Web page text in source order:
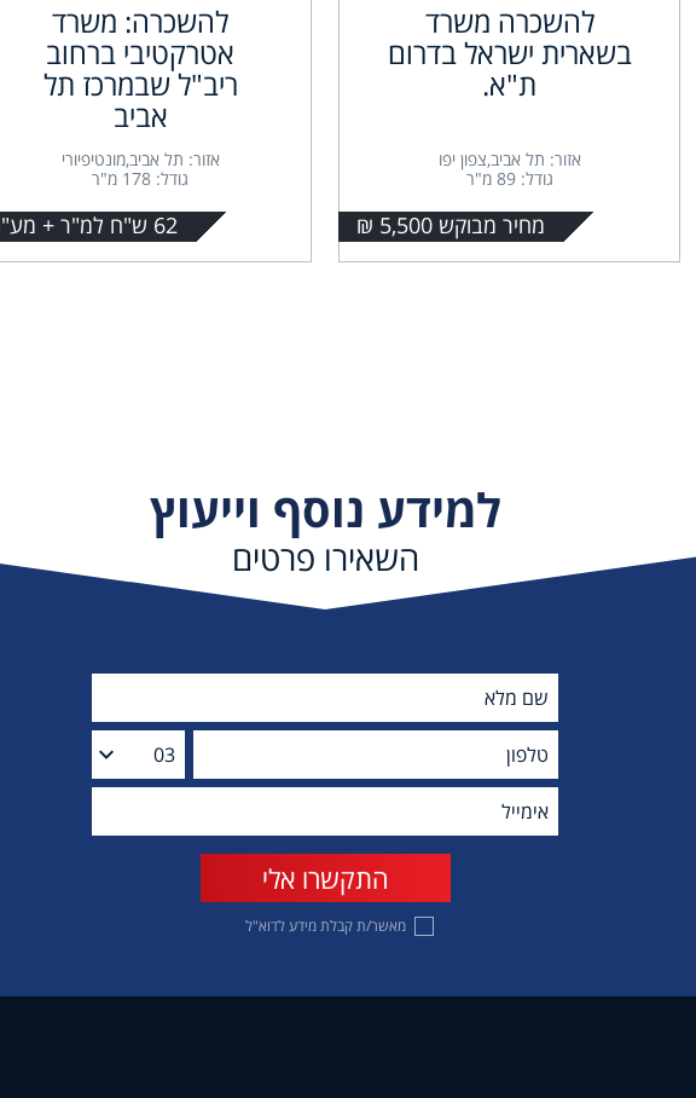
להשכרה משרד
בשארית ישראל בדרום
ת"א.
אזור: תל אביב,צפון יפו
גודל: 89 מ"ר
מחיר מבוקש 5,500 ₪
להשכרה: משרד
אטרקטיבי ברחוב
ריב"ל שבמרכז תל
אביב
אזור: תל אביב,מונטיפיורי
גודל: 178 מ"ר
62 ש"ח למ"ר + מע"מ
למידע נוסף וייעוץ
השאירו פרטים
מאשר/ת קבלת מידע לדוא"ל